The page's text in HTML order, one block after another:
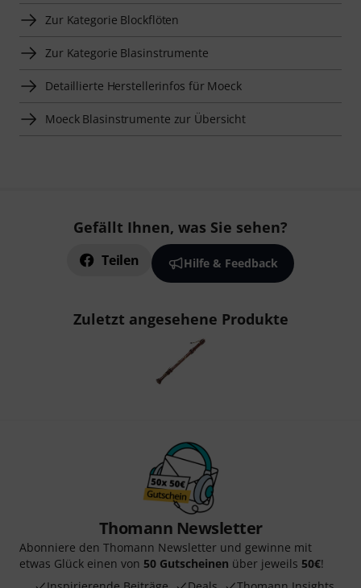
Zur Kategorie Blockflöten
Zur Kategorie Blasinstrumente
Detaillierte Herstellerinfos für Moeck
Moeck Blasinstrumente zur Übersicht
Gefällt Ihnen, was Sie sehen?
Teilen Hilfe & Feedback
Zuletzt angesehene Produkte
Thomann Newsletter
Abonniere den Thomann Newsletter und gewinne mit
etwas Glück einen von 50 Gutscheinen über jeweils 50€!